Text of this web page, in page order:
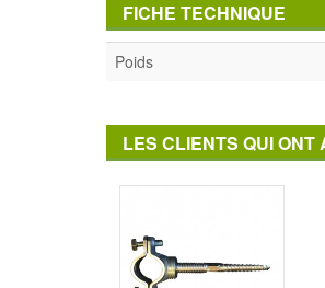
FICHE TECHNIQUE
Poids
LES CLIENTS QUI ONT